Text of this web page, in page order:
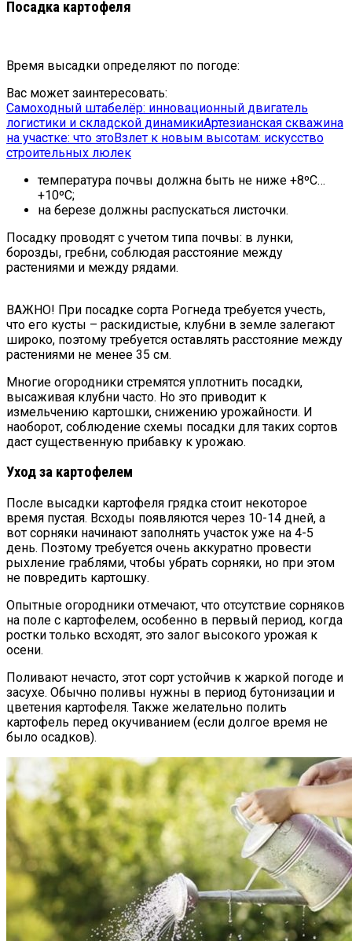
Посадка картофеля
Время высадки определяют по погоде:
Вас может заинтересовать:
Самоходный штабелёр: инновационный двигатель
логистики и складской динамикиАртезианская скважина
на участке: что этоВзлет к новым высотам: искусство
строительных люлек
температура почвы должна быть не ниже +8ºC…
+10ºC;
на березе должны распускаться листочки.
Посадку проводят с учетом типа почвы: в лунки,
борозды, гребни, соблюдая расстояние между
растениями и между рядами.
ВАЖНО! При посадке сорта Рогнеда требуется учесть,
что его кусты – раскидистые, клубни в земле залегают
широко, поэтому требуется оставлять расстояние между
растениями не менее 35 см.
Многие огородники стремятся уплотнить посадки,
высаживая клубни часто. Но это приводит к
измельчению картошки, снижению урожайности. И
наоборот, соблюдение схемы посадки для таких сортов
даст существенную прибавку к урожаю.
Уход за картофелем
После высадки картофеля грядка стоит некоторое
время пустая. Всходы появляются через 10-14 дней, а
вот сорняки начинают заполнять участок уже на 4-5
день. Поэтому требуется очень аккуратно провести
рыхление граблями, чтобы убрать сорняки, но при этом
не повредить картошку.
Опытные огородники отмечают, что отсутствие сорняков
на поле с картофелем, особенно в первый период, когда
ростки только всходят, это залог высокого урожая к
осени.
Поливают нечасто, этот сорт устойчив к жаркой погоде и
засухе. Обычно поливы нужны в период бутонизации и
цветения картофеля. Также желательно полить
картофель перед окучиванием (если долгое время не
было осадков).